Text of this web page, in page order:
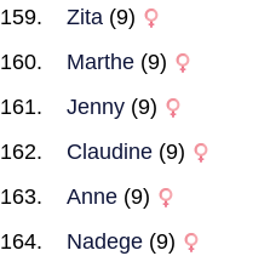
Zita (9)
Marthe (9)
Jenny (9)
Claudine (9)
Anne (9)
Nadege (9)